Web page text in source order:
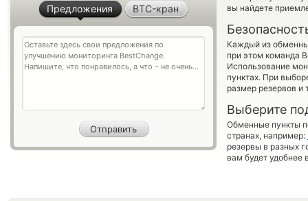
вы найдете
Каждый из
при этом команда
Использование
пунктах. При
размер резервов и
Выберите
Обменные пункты
странах, например:
резервы в разных
вам будет удобнее
Предложения BTC-кран